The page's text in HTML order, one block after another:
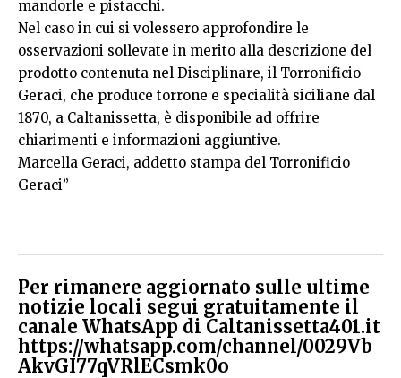
mandorle e pistacchi.
Nel caso in cui si volessero approfondire le
osservazioni sollevate in merito alla descrizione del
prodotto contenuta nel Disciplinare, il Torronificio
Geraci, che produce torrone e specialità siciliane dal
1870, a Caltanissetta, è disponibile ad offrire
chiarimenti e informazioni aggiuntive.
Marcella Geraci, addetto stampa del Torronificio
Geraci”
Per rimanere aggiornato sulle ultime
notizie locali segui gratuitamente il
canale WhatsApp di Caltanissetta401.it
https://whatsapp.com/channel/0029Vb
AkvGI77qVRlECsmk0o